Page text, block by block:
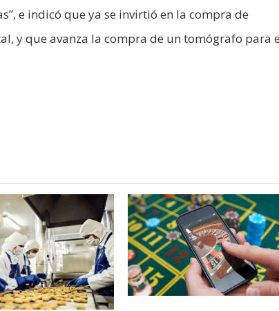
e indicó que ya se invirtió en la compra de
y que avanza la compra de un tomógrafo para